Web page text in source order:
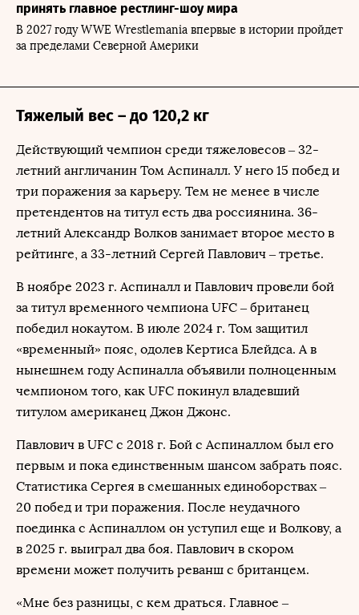
принять главное рестлинг-шоу мира
В 2027 году WWE Wrestlemania впервые в истории пройдет
за пределами Северной Америки
Тяжелый вес – до 120,2 кг
Действующий чемпион среди тяжеловесов – 32-
летний англичанин Том Аспиналл. У него 15 побед и
три поражения за карьеру. Тем не менее в числе
претендентов на титул есть два россиянина. 36-
летний Александр Волков занимает второе место в
рейтинге, а 33-летний Сергей Павлович – третье.
В ноябре 2023 г. Аспиналл и Павлович провели бой
за титул временного чемпиона UFC – британец
победил нокаутом. В июле 2024 г. Том защитил
«временный» пояс, одолев Кертиса Блейдса. А в
нынешнем году Аспиналла объявили полноценным
чемпионом того, как UFC покинул владевший
титулом американец Джон Джонс.
Павлович в UFC с 2018 г. Бой с Аспиналлом был его
первым и пока единственным шансом забрать пояс.
Статистика Сергея в смешанных единоборствах –
20 побед и три поражения. После неудачного
поединка с Аспиналлом он уступил еще и Волкову, а
в 2025 г. выиграл два боя. Павлович в скором
времени может получить реванш с британцем.
«Мне без разницы, с кем драться. Главное –